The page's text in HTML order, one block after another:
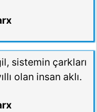
sistemin çarkları
olan insan aklı.